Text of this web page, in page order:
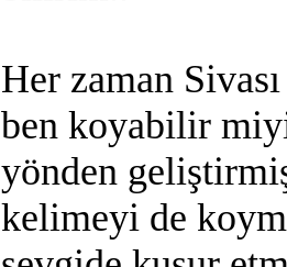
Her zaman
ben koyabilir
yönden
kelimeyi de